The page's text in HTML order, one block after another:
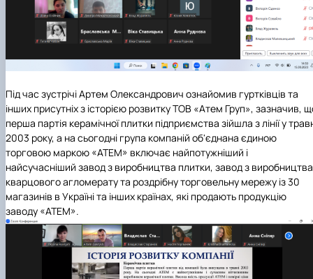
Під час зустрічі Артем Олександрович ознайомив гуртківців та
інших присутніх з історією розвитку ТОВ «Атем Груп», зазначив,
перша партія керамічної плитки підприємства зійшла з лінії у
2003 року, а на сьогодні група компаній об'єднана єдиною
торговою маркою «АТЕМ» включає найпотужніший і
найсучасніший завод з виробництва плитки, завод з виробництва
кварцового агломерату та роздрібну торговельну мережу із 30
магазинів в Україні та інших країнах, які продають продукцію
заводу «АТЕМ».